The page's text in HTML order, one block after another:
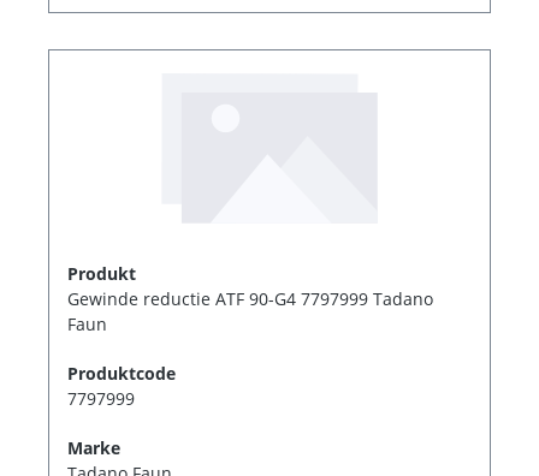
Produkt
Gewinde reductie ATF 90-G4 7797999 Tadano
Faun
Produktcode
7797999
Marke